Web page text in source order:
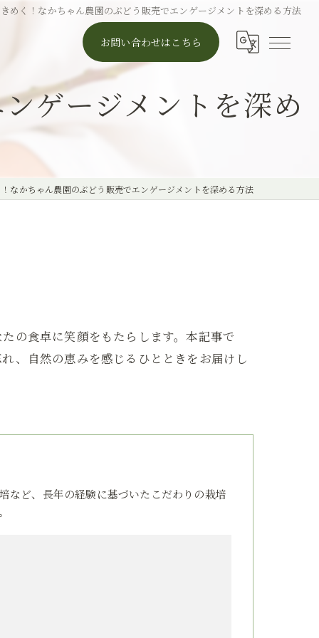
めく！なかちゃん農園のぶどう販売でエンゲージメントを深める方法
お問い合わせはこちら
ゲージメントを深め
なかちゃん農園のぶどう販売でエンゲージメントを深める方法
の食卓に笑顔をもたらします。本記事で
、自然の恵みを感じるひとときをお届けし
など、長年の経験に基づいたこだわりの栽培